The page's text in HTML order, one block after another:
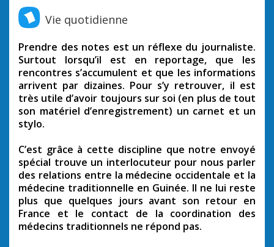
Vie quotidienne
Prendre des notes est un réflexe du journaliste.
Surtout lorsqu’il est en reportage, que les
rencontres s’accumulent et que les informations
arrivent par dizaines. Pour s’y retrouver, il est
très utile d’avoir toujours sur soi (en plus de tout
son matériel d’enregistrement) un carnet et un
stylo.
C’est grâce à cette discipline que notre envoyé
spécial trouve un interlocuteur pour nous parler
des relations entre la médecine occidentale et la
médecine traditionnelle en Guinée. Il ne lui reste
plus que quelques jours avant son retour en
France et le contact de la coordination des
médecins traditionnels ne répond pas.